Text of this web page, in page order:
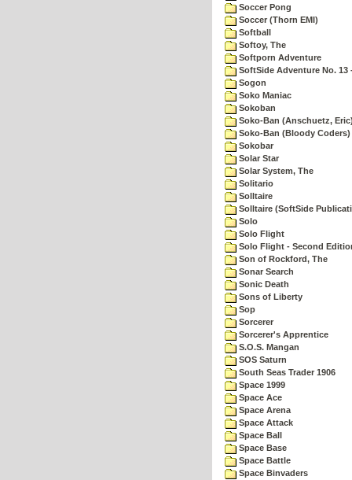
Soccer Pong
Soccer (Thorn EMI)
Softball
Softoy, The
Softporn Adventure
SoftSide Adventure No. 13
Sogon
Soko Maniac
Sokoban
Soko-Ban (Anschuetz,
Soko-Ban (Bloody Coders)
Sokobar
Solar Star
Solar System, The
Solitario
Solltaire
Solltaire (SoftSide
Solo
Solo Flight
Solo Flight - Second
Son of Rockford, The
Sonar Search
Sonic Death
Sons of Liberty
Sop
Sorcerer
Sorcerer's Apprentice
S.O.S. Mangan
SOS Saturn
South Seas Trader 1906
Space 1999
Space Ace
Space Arena
Space Attack
Space Ball
Space Base
Space Battle
Space Binvaders